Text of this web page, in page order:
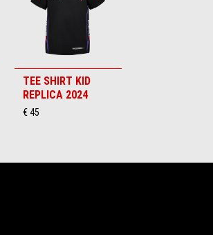
TEE SHIRT KID
REPLICA 2024
€ 45